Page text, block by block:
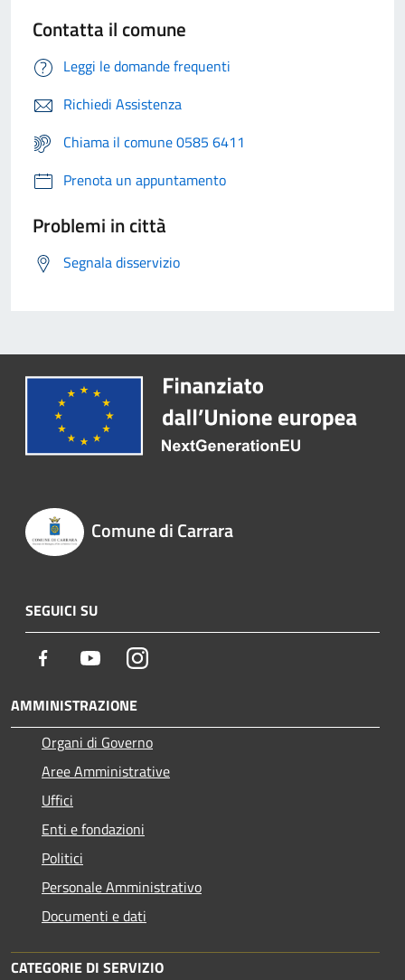
Contatta il comune
Leggi le domande frequenti
Richiedi Assistenza
Chiama il comune 0585 6411
Prenota un appuntamento
Problemi in città
Segnala disservizio
Comune di Carrara
SEGUICI SU
Facebook YoutubeInstagram
AMMINISTRAZIONE
Organi di Governo
Aree Amministrative
Uffici
Enti e fondazioni
Politici
Personale Amministrativo
Documenti e dati
CATEGORIE DI SERVIZIO